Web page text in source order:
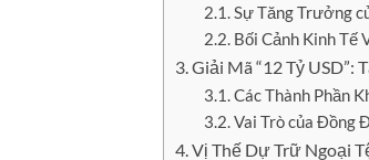
Sự Tăng Trưởng
Bối Cảnh Kinh Tế
Giải Mã “12 Tỷ USD”:
Các Thành Phần
Vai Trò của Đồng
Vị Thế Dự Trữ Ngoại